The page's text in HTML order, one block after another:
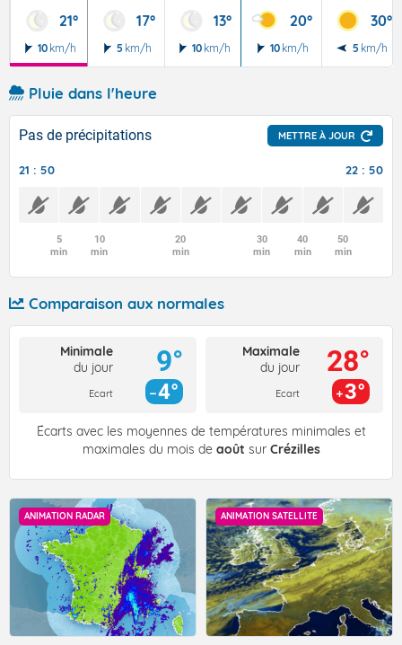
21°
10 km/h
17°
5 km/h
13°
10 km/h
20°
10 km/h
30°
5 km/h
Pluie dans l'heure
Pas de précipitations METTRE À JOUR
21 : 50 22 : 50
5
min
10
min
20
min
30
min
40
min
50
min
Comparaison aux normales
Minimale
du jour
Ecart
9°
4°
Maximale
du jour
Ecart
28°
3°
Écarts avec les moyennes de températures minimales et
maximales du mois de août sur Crézilles
ANIMATION RADAR ANIMATION SATELLITE